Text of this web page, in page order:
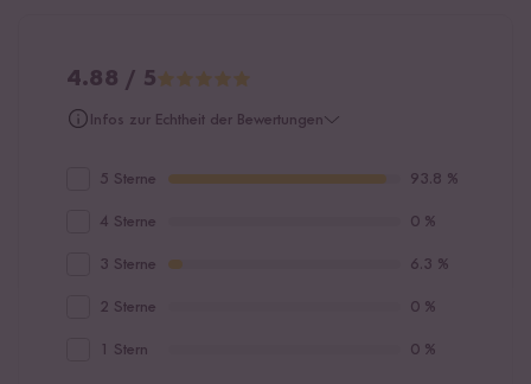
4.88 / 5
Infos zur Echtheit der Bewertungen
5 Sterne 93.8 %
4 Sterne 0 %
3 Sterne 6.3 %
2 Sterne 0 %
1 Stern 0 %